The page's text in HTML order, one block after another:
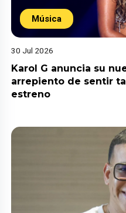
Música
30 Jul 2026
Karol G anuncia su
arrepiento de sentir
estreno